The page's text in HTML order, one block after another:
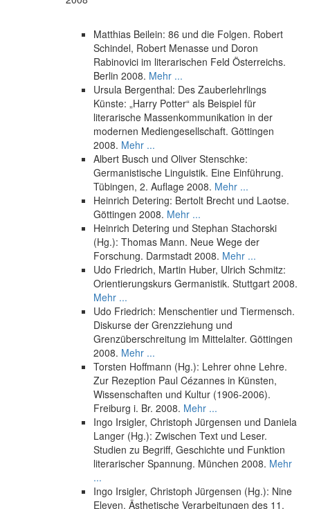
Matthias Beilein: 86 und die Folgen. Robert
Schindel, Robert Menasse und Doron
Rabinovici im literarischen Feld Österreichs.
Berlin 2008. Mehr ...
Ursula Bergenthal: Des Zauberlehrlings
Künste: „Harry Potter“ als Beispiel für
literarische Massenkommunikation in der
modernen Mediengesellschaft. Göttingen
2008. Mehr ...
Albert Busch und Oliver Stenschke:
Germanistische Linguistik. Eine Einführung.
Tübingen, 2. Auflage 2008. Mehr ...
Heinrich Detering: Bertolt Brecht und Laotse.
Göttingen 2008. Mehr ...
Heinrich Detering und Stephan Stachorski
(Hg.): Thomas Mann. Neue Wege der
Forschung. Darmstadt 2008. Mehr ...
Udo Friedrich, Martin Huber, Ulrich Schmitz:
Orientierungskurs Germanistik. Stuttgart 2008.
Mehr ...
Udo Friedrich: Menschentier und Tiermensch.
Diskurse der Grenzziehung und
Grenzüberschreitung im Mittelalter. Göttingen
2008. Mehr ...
Torsten Hoffmann (Hg.): Lehrer ohne Lehre.
Zur Rezeption Paul Cézannes in Künsten,
Wissenschaften und Kultur (1906-2006).
Freiburg i. Br. 2008. Mehr ...
Ingo Irsigler, Christoph Jürgensen und Daniela
Langer (Hg.): Zwischen Text und Leser.
Studien zu Begriff, Geschichte und Funktion
literarischer Spannung. München 2008. Mehr
...
Ingo Irsigler, Christoph Jürgensen (Hg.): Nine
Eleven. Ästhetische Verarbeitungen des 11.